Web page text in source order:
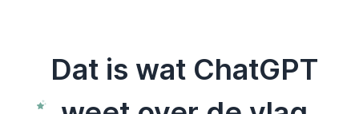
Dat is wat ChatGPT